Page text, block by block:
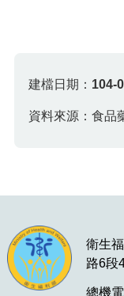
建檔日期： 104-
資料來源：食品
衛生
路6段
總機